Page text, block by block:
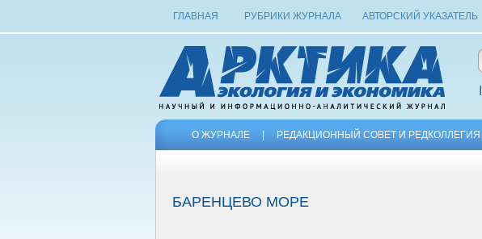
ГЛАВНАЯ РУБРИКИ ЖУРНАЛА АВТОРСКИЙ УКАЗАТЕЛЬ
О ЖУРНАЛЕ РЕДАКЦИОННЫЙ СОВЕТ И РЕДКОЛЛЕГИЯ
БАРЕНЦЕВО МОРЕ